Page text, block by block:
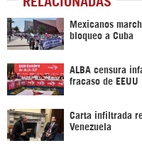
Mexicanos
bloqueo a Cuba
ALBA censura
fracaso de EEUU
Carta infiltrada
Venezuela